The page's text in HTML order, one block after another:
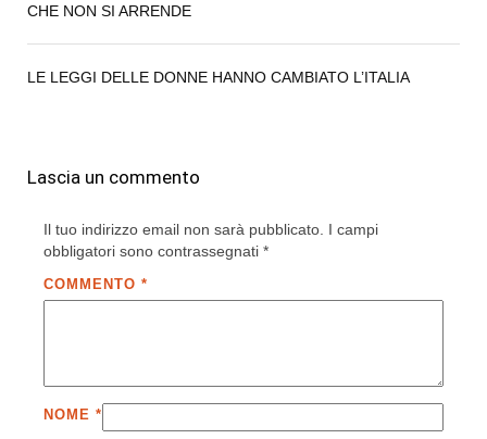
CHE NON SI ARRENDE
LE LEGGI DELLE DONNE HANNO CAMBIATO L’ITALIA
Lascia un commento
Il tuo indirizzo email non sarà pubblicato. I campi
obbligatori sono contrassegnati *
COMMENTO *
NOME *